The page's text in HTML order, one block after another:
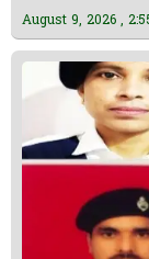
August 9, 2026